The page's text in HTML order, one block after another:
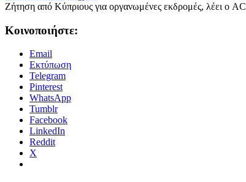
5 Ιουλίου 2019 Argyris
Κοινοποιήστε:
Email
Εκτύπωση
Telegram
Pinterest
WhatsApp
Tumblr
Facebook
LinkedIn
Reddit